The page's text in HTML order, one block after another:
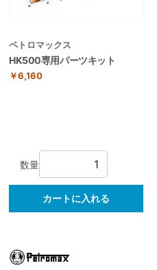
ペトロマックス
HK500専用パーツキット
￥6,160
数量
カートに入れる